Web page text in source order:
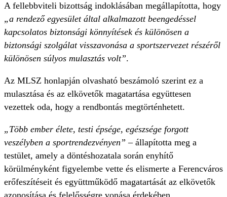
A fellebbviteli bizottság indoklásában megállapította, hogy
„a rendező egyesület által alkalmazott beengedéssel
kapcsolatos biztonsági könnyítések és különösen a
biztonsági szolgálat visszavonása a sportszervezet részéről
különösen súlyos mulasztás volt”.
Az MLSZ honlapján olvasható beszámoló szerint ez a
mulasztása és az elkövetők magatartása együttesen
vezettek oda, hogy a rendbontás megtörténhetett.
„Több ember élete, testi épsége, egészsége forgott
veszélyben a sportrendezvényen” – állapította meg a
testület, amely a döntéshozatala során enyhítő
körülményként figyelembe vette és elismerte a Ferencváros
erőfeszítéseit és együttműködő magatartását az elkövetők